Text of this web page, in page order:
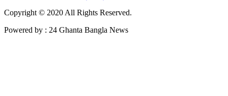
Copyright © 2020 All Rights Reserved.
Powered by : 24 Ghanta Bangla News